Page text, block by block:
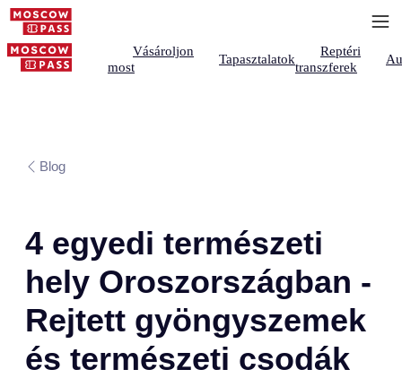
Vásároljon
most
Tapasztalatok
Reptéri
transzferek
Blog
4 egyedi természeti
hely Oroszországban -
Rejtett gyöngyszemek
és természeti csodák